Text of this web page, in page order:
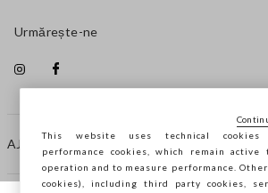
AJUTOR
Urmărește-ne
This website uses technical cookies
performance cookies, which remain
operation and to measure performance.
cookies), including third party cookies,